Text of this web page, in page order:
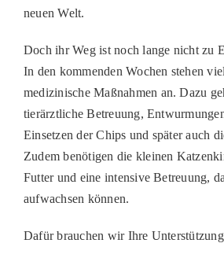
neuen Welt.
Doch ihr Weg ist noch lange nicht zu
In den kommenden Wochen stehen
medizinische Maßnahmen an. Dazu
tierärztliche Betreuung,
Einsetzen der Chips und später auch
Zudem benötigen die kleinen
Futter und eine intensive Betreuung,
aufwachsen können.
Dafür brauchen wir Ihre